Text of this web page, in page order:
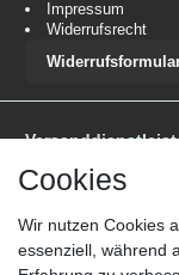
Impressum
Widerrufsrecht
*Lieferzeit: 1-3
Informationen
Cookies
Wir nutzen Cookies
essenziell, während